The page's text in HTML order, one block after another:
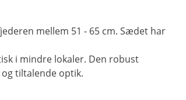
mellem 51 - 65 cm. Sædet har
i mindre lokaler. Den robust
tiltalende optik.